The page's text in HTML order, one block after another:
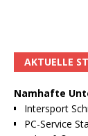
AKTUELLE
Namhafte
Intersport
PC-Service